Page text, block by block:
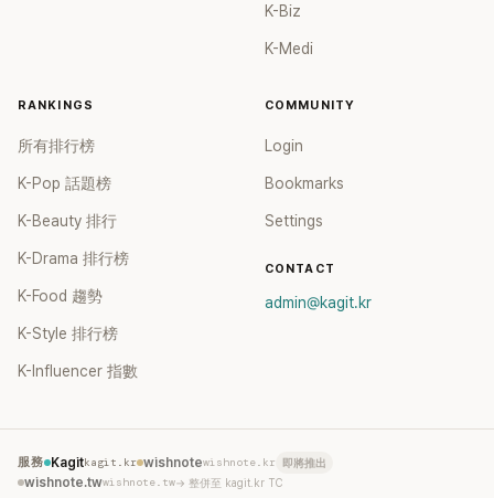
K-Biz
K-Medi
RANKINGS
所有排行榜
K-Pop 話題榜
K-Beauty 排行
K-Drama 排行榜
K-Food 趨勢
K-Style 排行榜
K-Influencer 指數
COMMUNITY
Login
Bookmarks
Settings
CONTACT
admin@kagit.kr
服務 Kagitkagit.kr wishnotewishnote.kr 即將推出
wishnote.twwishnote.tw→ 整併至 kagit.kr TC